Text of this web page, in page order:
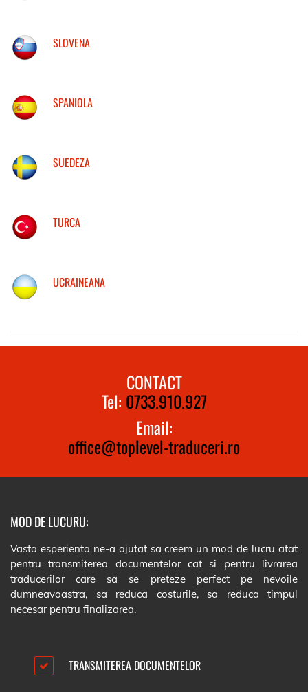
SLOVENA
SPANIOLA
SUEDEZA
TURCA
UCRAINEANA
CONTACT
Tel: 0733.910.927
Email:
office@toplevel-traduceri.ro
MOD DE LUCURU:
Vasta esperienta ne-a ajutat sa creem un mod de lucru atat
pentru transmiterea documentelor cat si pentru livrarea
traducerilor care sa se preteze perfect pe nevoile
dumneavoastra, sa reduca costurile, sa reduca timpul
necesar pentru finalizarea.
TRANSMITEREA DOCUMENTELOR